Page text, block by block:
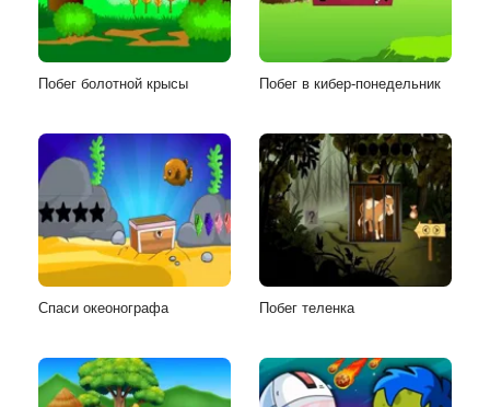
Побег болотной крысы Побег в кибер-понедельник
Спаси океонографа Побег теленка